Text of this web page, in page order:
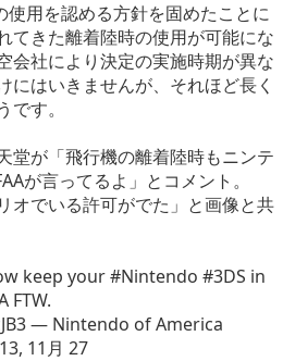
使用を認める方針を固めたことに
てきた離着陸時の使用が可能にな
会社により決定の実施時期が異な
にはいきませんが、それほど長く
す。
堂が「飛行機の離着陸時もニンテ
が言ってるよ」とコメント。
オでいる許可がでた」と画像と共
keep your #Nintendo #3DS in
FTW.
― Nintendo of America
11月 27